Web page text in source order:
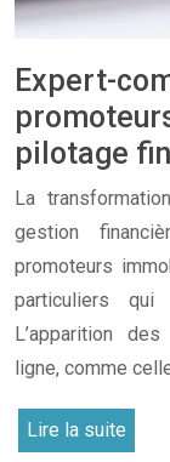
Expert-
pilotage
La
gestion
promoteurs
particuliers
L’apparition
ligne, comme
Lire la suite